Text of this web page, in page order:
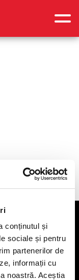
conținutul și
sociale și pentru
partenerilor de
informații cu
noastră. Aceștia